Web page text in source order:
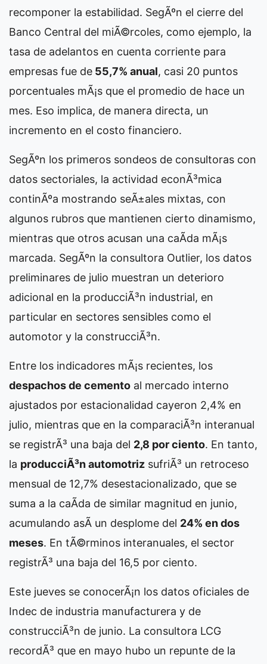
recomponer la estabilidad. SegÃºn el cierre del
Banco Central del miÃ©rcoles, como ejemplo, la
tasa de adelantos en cuenta corriente para
empresas fue de 55,7% anual, casi 20 puntos
porcentuales mÃ¡s que el promedio de hace un
mes. Eso implica, de manera directa, un
incremento en el costo financiero.
SegÃºn los primeros sondeos de consultoras con
datos sectoriales, la actividad econÃ³mica
continÃºa mostrando seÃ±ales mixtas, con
algunos rubros que mantienen cierto dinamismo,
mientras que otros acusan una caÃ­da mÃ¡s
marcada. SegÃºn la consultora Outlier, los datos
preliminares de julio muestran un deterioro
adicional en la producciÃ³n industrial, en
particular en sectores sensibles como el
automotor y la construcciÃ³n.
Entre los indicadores mÃ¡s recientes, los
despachos de cemento al mercado interno
ajustados por estacionalidad cayeron 2,4% en
julio, mientras que en la comparaciÃ³n interanual
se registrÃ³ una baja del 2,8 por ciento. En tanto,
la producciÃ³n automotriz sufriÃ³ un retroceso
mensual de 12,7% desestacionalizado, que se
suma a la caÃ­da de similar magnitud en junio,
acumulando asÃ­ un desplome del 24% en dos
meses. En tÃ©rminos interanuales, el sector
registrÃ³ una baja del 16,5 por ciento.
Este jueves se conocerÃ¡n los datos oficiales de
Indec de industria manufacturera y de
construcciÃ³n de junio. La consultora LCG
recordÃ³ que en mayo hubo un repunte de la